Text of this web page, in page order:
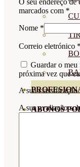
ABONOS
O seu endereço de
marcados com *
Nome *
Correio eletrónico *
Guardar o meu
próxima vez que
A sua classificação
A sua avaliação